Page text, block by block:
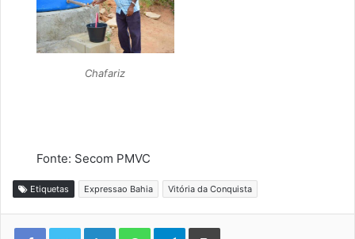
Chafariz
Fonte: Secom PMVC
Etiquetas Expressao Bahia Vitória da Conquista
Facebook Twitter Linkedin WhatsApp Telegram